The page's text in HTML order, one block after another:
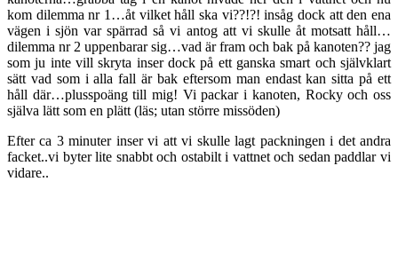
kom dilemma nr 1…åt vilket håll ska vi??!?! insåg dock att den ena
vägen i sjön var spärrad så vi antog att vi skulle åt motsatt håll…
dilemma nr 2 uppenbarar sig…vad är fram och bak på kanoten?? jag
som ju inte vill skryta inser dock på ett ganska smart och självklart
sätt vad som i alla fall är bak eftersom man endast kan sitta på ett
håll där…plusspoäng till mig! Vi packar i kanoten, Rocky och oss
själva lätt som en plätt (läs; utan större missöden)
Efter ca 3 minuter inser vi att vi skulle lagt packningen i det andra
facket..vi byter lite snabbt och ostabilt i vattnet och sedan paddlar vi
vidare..